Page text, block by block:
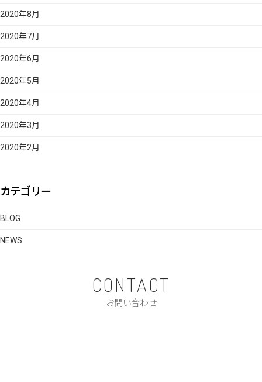
2020年8月
2020年7月
2020年6月
2020年5月
2020年4月
2020年3月
2020年2月
カテゴリー
BLOG
NEWS
CONTACT
お問い合わせ